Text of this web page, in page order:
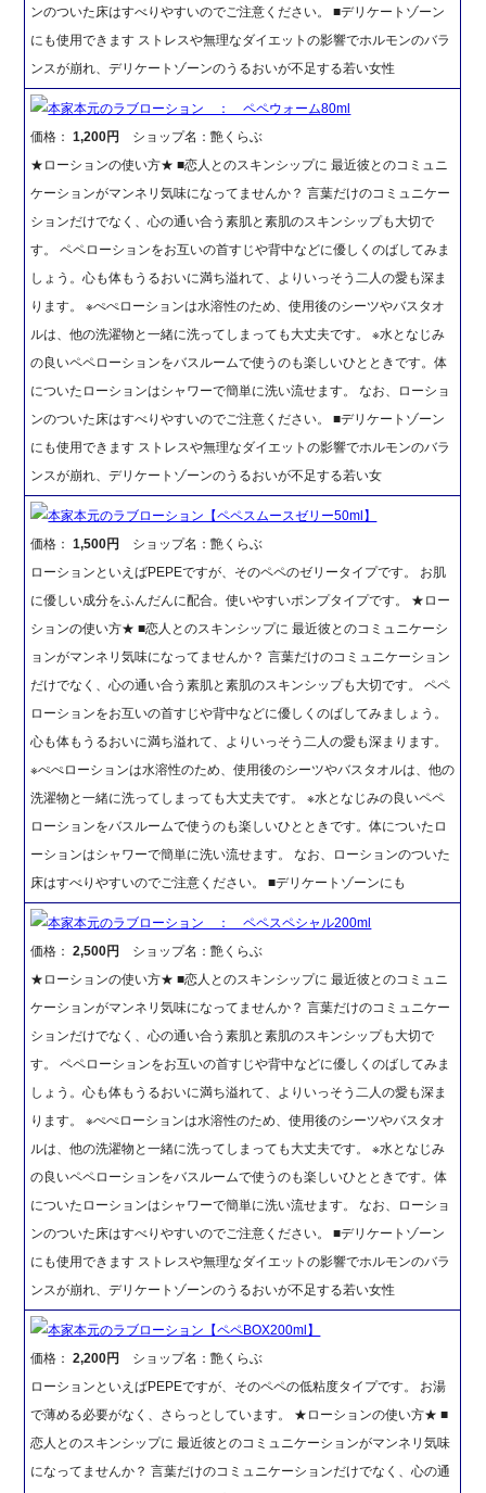
ンのついた床はすべりやすいのでご注意ください。 ■デリケートゾーン
にも使用できます ストレスや無理なダイエットの影響でホルモンのバラ
ンスが崩れ、デリケートゾーンのうるおいが不足する若い女性
本家本元のラブローション ： ペペウォーム80ml
価格：1,200円
ショップ名：艶くらぶ
★ローションの使い方★ ■恋人とのスキンシップに 最近彼とのコミュニ
ケーションがマンネリ気味になってませんか？ 言葉だけのコミュニケー
ションだけでなく、心の通い合う素肌と素肌のスキンシップも大切で
す。 ペペローションをお互いの首すじや背中などに優しくのばしてみま
しょう。心も体もうるおいに満ち溢れて、よりいっそう二人の愛も深ま
ります。 ※ぺぺローションは水溶性のため、使用後のシーツやバスタオ
ルは、他の洗濯物と一緒に洗ってしまっても大丈夫です。 ※水となじみ
の良いペペローションをバスルームで使うのも楽しいひとときです。体
についたローションはシャワーで簡単に洗い流せます。 なお、ローショ
ンのついた床はすべりやすいのでご注意ください。 ■デリケートゾーン
にも使用できます ストレスや無理なダイエットの影響でホルモンのバラ
ンスが崩れ、デリケートゾーンのうるおいが不足する若い女
本家本元のラブローション【ペペスムースゼリー50ml】
価格：1,500円
ショップ名：艶くらぶ
ローションといえばPEPEですが、そのペペのゼリータイプです。 お肌
に優しい成分をふんだんに配合。使いやすいポンプタイプです。 ★ロー
ションの使い方★ ■恋人とのスキンシップに 最近彼とのコミュニケーシ
ョンがマンネリ気味になってませんか？ 言葉だけのコミュニケーション
だけでなく、心の通い合う素肌と素肌のスキンシップも大切です。 ペペ
ローションをお互いの首すじや背中などに優しくのばしてみましょう。
心も体もうるおいに満ち溢れて、よりいっそう二人の愛も深まります。
※ぺぺローションは水溶性のため、使用後のシーツやバスタオルは、他の
洗濯物と一緒に洗ってしまっても大丈夫です。 ※水となじみの良いペペ
ローションをバスルームで使うのも楽しいひとときです。体についたロ
ーションはシャワーで簡単に洗い流せます。 なお、ローションのついた
床はすべりやすいのでご注意ください。 ■デリケートゾーンにも
本家本元のラブローション ： ペペスペシャル200ml
価格：2,500円
ショップ名：艶くらぶ
★ローションの使い方★ ■恋人とのスキンシップに 最近彼とのコミュニ
ケーションがマンネリ気味になってませんか？ 言葉だけのコミュニケー
ションだけでなく、心の通い合う素肌と素肌のスキンシップも大切で
す。 ペペローションをお互いの首すじや背中などに優しくのばしてみま
しょう。心も体もうるおいに満ち溢れて、よりいっそう二人の愛も深ま
ります。 ※ぺぺローションは水溶性のため、使用後のシーツやバスタオ
ルは、他の洗濯物と一緒に洗ってしまっても大丈夫です。 ※水となじみ
の良いペペローションをバスルームで使うのも楽しいひとときです。体
についたローションはシャワーで簡単に洗い流せます。 なお、ローショ
ンのついた床はすべりやすいのでご注意ください。 ■デリケートゾーン
にも使用できます ストレスや無理なダイエットの影響でホルモンのバラ
ンスが崩れ、デリケートゾーンのうるおいが不足する若い女性
本家本元のラブローション【ペペBOX200ml】
価格：2,200円
ショップ名：艶くらぶ
ローションといえばPEPEですが、そのペペの低粘度タイプです。 お湯
で薄める必要がなく、さらっとしています。 ★ローションの使い方★ ■
恋人とのスキンシップに 最近彼とのコミュニケーションがマンネリ気味
になってませんか？ 言葉だけのコミュニケーションだけでなく、心の通